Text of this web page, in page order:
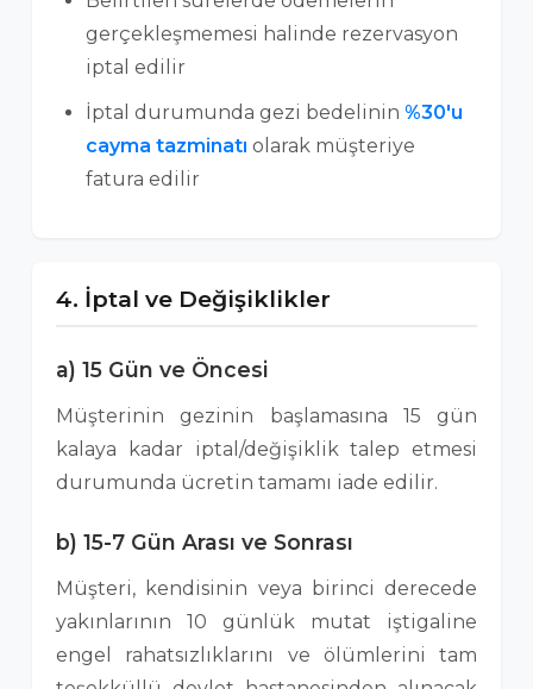
gerçekleşmemesi halinde rezervasyon
iptal edilir
İptal durumunda gezi bedelinin %30'u
cayma tazminatı olarak müşteriye
fatura edilir
4. İptal ve Değişiklikler
a) 15 Gün ve Öncesi
Müşterinin gezinin başlamasına 15 gün
kalaya kadar iptal/değişiklik talep etmesi
durumunda ücretin tamamı iade edilir.
b) 15-7 Gün Arası ve Sonrası
Müşteri, kendisinin veya birinci derecede
yakınlarının 10 günlük mutat iştigaline
engel rahatsızlıklarını ve ölümlerini tam